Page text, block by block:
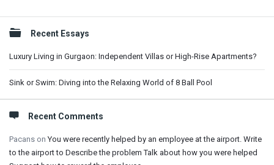
Sidebar
Recent Essays
Luxury Living in Gurgaon: Independent Villas or High-Rise Apartments?
Sink or Swim: Diving into the Relaxing World of 8 Ball Pool
Recent Comments
Pacans onYou were recently helped by an employee at the airport. Write
to the airport to Describe the problem Talk about how you were helped